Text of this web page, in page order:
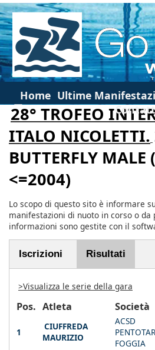
Home Ultime
28° TROFEO
ITALO NICOLETTI.
BUTTERFLY MALE
<=2004)
Lo scopo di questo sito è informare
manifestazioni di nuoto in corso o da
informazioni sono gestite con il
Iscrizioni Risultati
>Visualizza le serie della gara
Pos. Atleta Società
1
CIUFFREDA
MAURIZIO
ACSD
FOGGIA